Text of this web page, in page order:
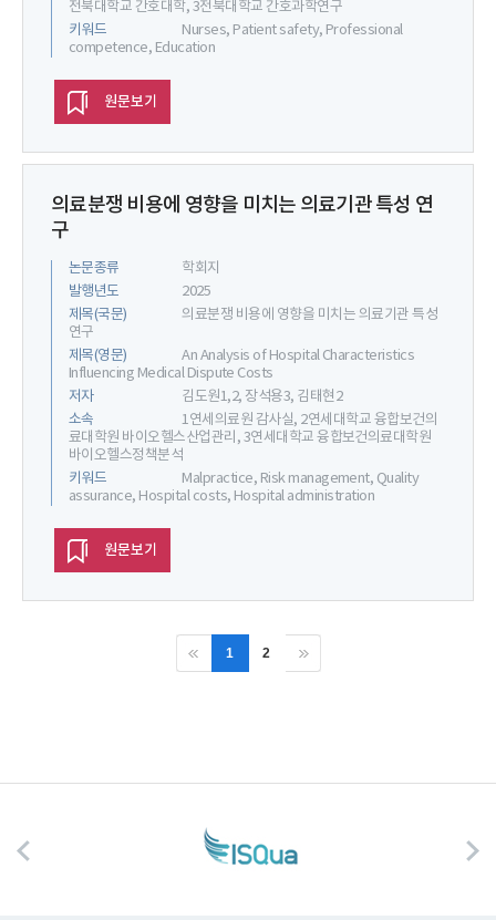
전북대학교 간호대학, 3전북대학교 간호과학연구
키워드
Nurses, Patient safety, Professional
competence, Education
원문보기
의료분쟁 비용에 영향을 미치는 의료기관 특성 연
구
논문종류
학회지
발행년도
2025
제목(국문)
의료분쟁 비용에 영향을 미치는 의료기관 특성
연구
제목(영문)
An Analysis of Hospital Characteristics
Influencing Medical Dispute Costs
저자
김도원1,2, 장석용3, 김태현2
소속
1연세의료원 감사실, 2연세대학교 융합보건의
료대학원 바이오헬스산업관리, 3연세대학교 융합보건의료대학원
바이오헬스정책분석
키워드
Malpractice, Risk management, Quality
assurance, Hospital costs, Hospital administration
원문보기
1 2